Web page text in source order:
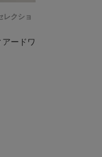
レクショ
アードワ